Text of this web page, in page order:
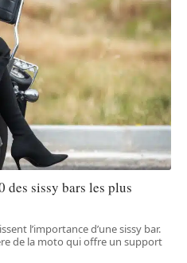
des sissy bars les plus
l’importance d’une sissy bar.
de la moto qui offre un support